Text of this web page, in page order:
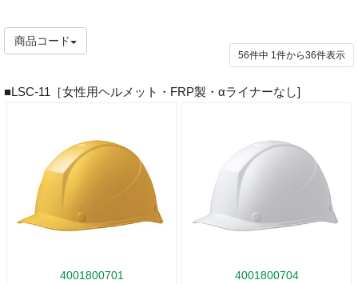
商品コード
56件中 1件から36件表示
■LSC-11［女性用ヘルメット・FRP製・αライナーなし]
4001800701 4001800704